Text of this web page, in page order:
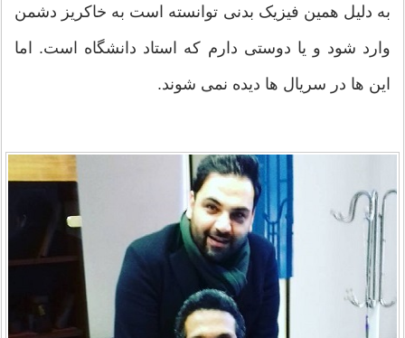
به دلیل همین فیزیک بدنی توانسته است به خاکریز دشمن
وارد شود و یا دوستی دارم که استاد دانشگاه است. اما
این ها در سریال ها دیده نمی شوند.